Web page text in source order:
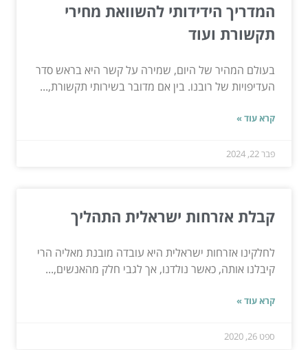
המדריך הידידותי להשוואת מחירי
תקשורת ועוד
בעולם המהיר של היום, שמירה על קשר היא בראש סדר
העדיפויות של רובנו. בין אם מדובר בשירותי תקשורת,...
קרא עוד »
פבר 22, 2024
קבלת אזרחות ישראלית התהליך
לחלקינו אזרחות ישראלית היא עובדה מובנת מאליה הרי
קיבלנו אותה, כאשר נולדנו, אך לגבי חלק מהאנשים,...
קרא עוד »
ספט 26, 2020